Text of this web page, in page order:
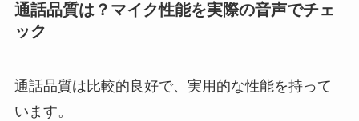
通話品質は？マイク性能を実際の音声でチェ
ック
通話品質は比較的良好で、実用的な性能を持って
います。